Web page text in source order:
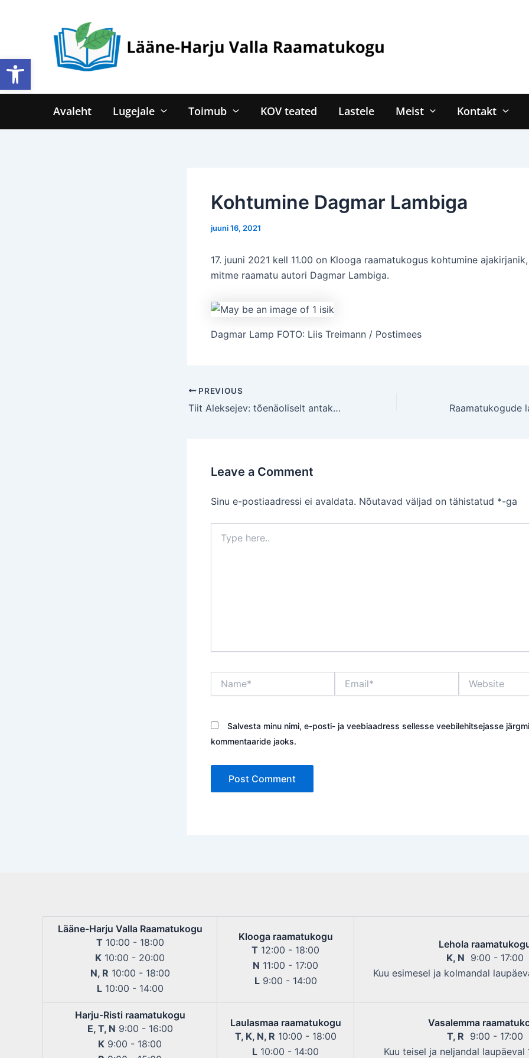
Open toolbar
Avaleht Lugejale Toimub KOV teated Lastele Meist Kontakt
Kohtumine Dagmar Lambiga
juuni 16, 2021
17. juuni 2021 kell 11.00 on Klooga raamatukogus kohtumine
mitme raamatu autori Dagmar Lambiga.
Dagmar Lamp FOTO: Liis Treimann / Postimees
Post
navigation
PREVIOUS
Tiit Aleksejev: tõenäoliselt antakse romaanivõistlusel välja kaks esikohta
Leave a Comment
Sinu e-postiaadressi ei avaldata. Nõutavad väljad on tähistatud *-ga
here..
Salvesta minu nimi, e-posti- ja veebiaadress sellesse veebilehitsejasse
kommentaaride jaoks.
Lääne-Harju Valla Raamatukogu
T 10:00 - 18:00
K 10:00 - 20:00
N, R 10:00 - 18:00
L10:00 - 14:00
Klooga raamatukogu
T 12:00 - 18:00
N 11:00 - 17:00
L9:00 - 14:00
Lehola
K, N 9:00 - 17:00
Kuu esimesel ja kolmandal
Harju-Risti raamatukogu
E, T, N 9:00 - 16:00
K 9:00 - 18:00
Laulasmaa raamatukogu
T, K, N, R 10:00 - 18:00
L 10:00 - 14:00
Vasalemma
T, R 9:00 - 17:00
Kuu teisel ja neljandal laupäeval